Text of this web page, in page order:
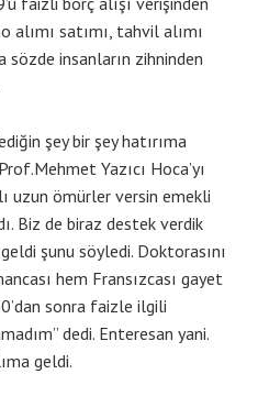
satımı, tahvil alımı
sözde insanların zihninden
şey bir şey hatırıma
Yazıcı Hoca’yı
uzun ömürler versin emekli
Biz de biraz destek verdik
şunu söyledi. Doktorasını
hem Fransızcası gayet
sonra faizle ilgili
dedi. Enteresan yani.
geldi.